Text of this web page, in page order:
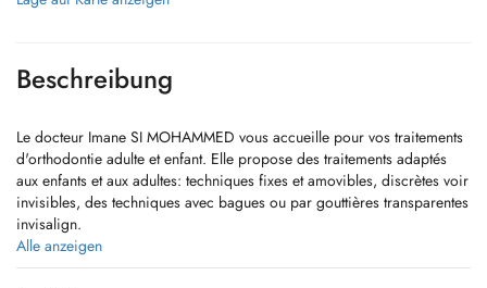
Beschreibung
Le docteur Imane SI MOHAMMED vous accueille pour vos traitements
d'orthodontie adulte et enfant. Elle propose des traitements adaptés
aux enfants et aux adultes: techniques fixes et amovibles, discrètes voir
invisibles, des techniques avec bagues ou par gouttières transparentes
invisalign.
Après plusieurs années de formation clinique à l'Hôpital Charles Foix
Alle anzeigen